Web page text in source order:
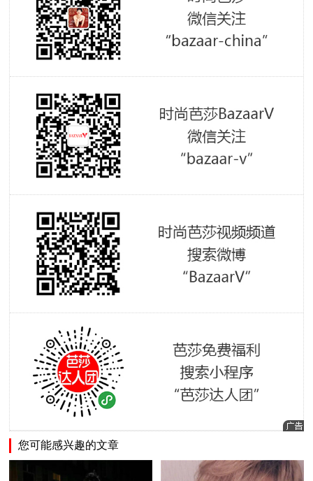
您可能感兴趣的文章